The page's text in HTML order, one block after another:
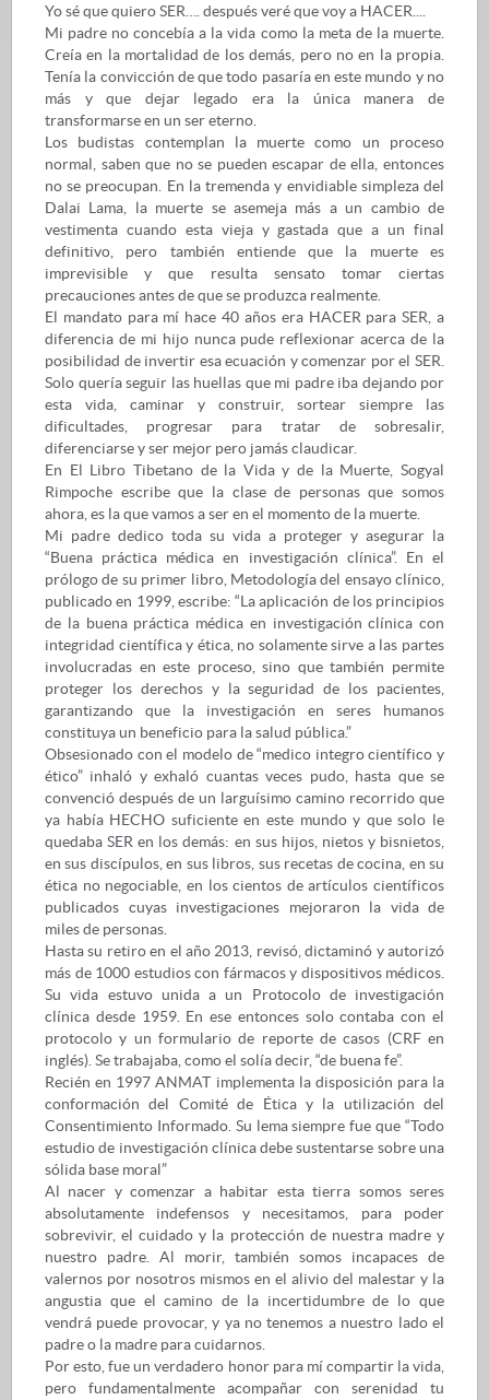
Yo sé que quiero SER…. después veré que voy a HACER....
Mi padre no concebía a la vida como la meta de la muerte.
Creía en la mortalidad de los demás, pero no en la propia.
Tenía la convicción de que todo pasaría en este mundo y no
más y que dejar legado era la única manera de
transformarse en un ser eterno.
Los budistas contemplan la muerte como un proceso
normal, saben que no se pueden escapar de ella, entonces
no se preocupan. En la tremenda y envidiable simpleza del
Dalai Lama, la muerte se asemeja más a un cambio de
vestimenta cuando esta vieja y gastada que a un final
definitivo, pero también entiende que la muerte es
imprevisible y que resulta sensato tomar ciertas
precauciones antes de que se produzca realmente.
El mandato para mí hace 40 años era HACER para SER, a
diferencia de mi hijo nunca pude reflexionar acerca de la
posibilidad de invertir esa ecuación y comenzar por el SER.
Solo quería seguir las huellas que mi padre iba dejando por
esta vida, caminar y construir, sortear siempre las
dificultades, progresar para tratar de sobresalir,
diferenciarse y ser mejor pero jamás claudicar.
En El Libro Tibetano de la Vida y de la Muerte, Sogyal
Rimpoche escribe que la clase de personas que somos
ahora, es la que vamos a ser en el momento de la muerte.
Mi padre dedico toda su vida a proteger y asegurar la
“Buena práctica médica en investigación clínica”. En el
prólogo de su primer libro, Metodología del ensayo clínico,
publicado en 1999, escribe: “La aplicación de los principios
de la buena práctica médica en investigación clínica con
integridad científica y ética, no solamente sirve a las partes
involucradas en este proceso, sino que también permite
proteger los derechos y la seguridad de los pacientes,
garantizando que la investigación en seres humanos
constituya un beneficio para la salud pública.”
Obsesionado con el modelo de “medico integro científico y
ético” inhaló y exhaló cuantas veces pudo, hasta que se
convenció después de un larguísimo camino recorrido que
ya había HECHO suficiente en este mundo y que solo le
quedaba SER en los demás: en sus hijos, nietos y bisnietos,
en sus discípulos, en sus libros, sus recetas de cocina, en su
ética no negociable, en los cientos de artículos científicos
publicados cuyas investigaciones mejoraron la vida de
miles de personas.
Hasta su retiro en el año 2013, revisó, dictaminó y autorizó
más de 1000 estudios con fármacos y dispositivos médicos.
Su vida estuvo unida a un Protocolo de investigación
clínica desde 1959. En ese entonces solo contaba con el
protocolo y un formulario de reporte de casos (CRF en
inglés). Se trabajaba, como el solía decir, “de buena fe”.
Recién en 1997 ANMAT implementa la disposición para la
conformación del Comité de Ética y la utilización del
Consentimiento Informado. Su lema siempre fue que “Todo
estudio de investigación clínica debe sustentarse sobre una
sólida base moral”
Al nacer y comenzar a habitar esta tierra somos seres
absolutamente indefensos y necesitamos, para poder
sobrevivir, el cuidado y la protección de nuestra madre y
nuestro padre. Al morir, también somos incapaces de
valernos por nosotros mismos en el alivio del malestar y la
angustia que el camino de la incertidumbre de lo que
vendrá puede provocar, y ya no tenemos a nuestro lado el
padre o la madre para cuidarnos.
Por esto, fue un verdadero honor para mí compartir la vida,
pero fundamentalmente acompañar con serenidad tu